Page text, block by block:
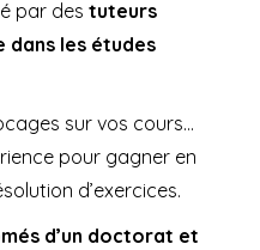
par des tuteurs
dans les études
sur vos cours…
pour gagner en
d’exercices.
d’un doctorat et